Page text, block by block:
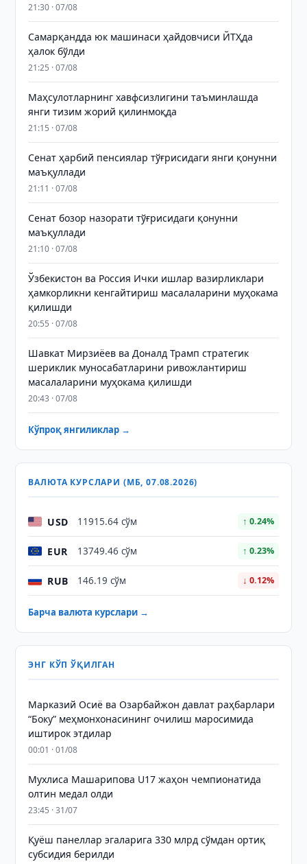
21:30 · 07/08
Самарқандда юк машинаси ҳайдовчиси ЙТҲда
ҳалок бўлди
21:25 · 07/08
Маҳсулотларнинг хавфсизлигини таъминлашда
янги тизим жорий қилинмоқда
21:15 · 07/08
Сенат ҳарбий пенсиялар тўғрисидаги янги қонунни
маъқуллади
21:11 · 07/08
Сенат бозор назорати тўғрисидаги қонунни
маъқуллади
21:10 · 07/08
Ўзбекистон ва Россия Ички ишлар вазирликлари
ҳамкорликни кенгайтириш масалаларини муҳокама
қилишди
20:55 · 07/08
Шавкат Мирзиёев ва Доналд Трамп стратегик
шериклик муносабатларини ривожлантириш
масалаларини муҳокама қилишди
20:43 · 07/08
Кўпроқ янгиликлар →
ВАЛЮТА КУРСЛАРИ (МБ, 07.08.2026)
USD 11915.64 сўм ↑ 0.24%
EUR 13749.46 сўм ↑ 0.23%
RUB 146.19 сўм ↓ 0.12%
Барча валюта курслари →
ЭНГ КЎП ЎҚИЛГАН
Марказий Осиё ва Озарбайжон давлат раҳбарлари
“Боку” меҳмонхонасининг очилиш маросимида
иштирок этдилар
00:01 · 01/08
Мухлиса Машарипова U17 жаҳон чемпионатида
олтин медал олди
23:45 · 31/07
Қуёш панеллар эгаларига 330 млрд сўмдан ортиқ
субсидия берилди